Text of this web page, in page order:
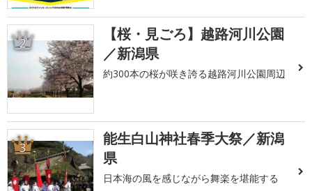
2
【桜・見ごろ】越路河川公園
／新潟県
約300本の桜が咲き誇る越路河川公園周辺
3
能生白山神社春季大祭／新潟
県
日本海の風を感じながら舞楽を堪能する